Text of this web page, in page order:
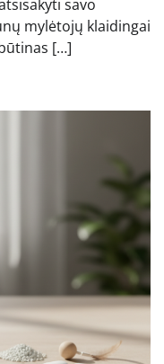
savo
mylėtojų klaidingai
[…]